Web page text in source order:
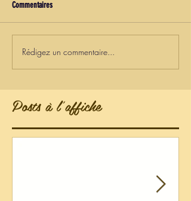
Commentaires
Rédigez un commentaire...
Posts à l'affiche